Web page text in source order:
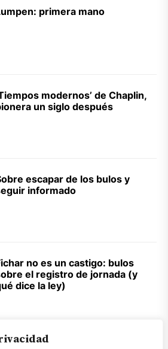
primera mano
modernos’ de Chaplin,
un siglo después
escapar de los bulos y
informado
no es un castigo: bulos
el registro de jornada (y
dice la ley)